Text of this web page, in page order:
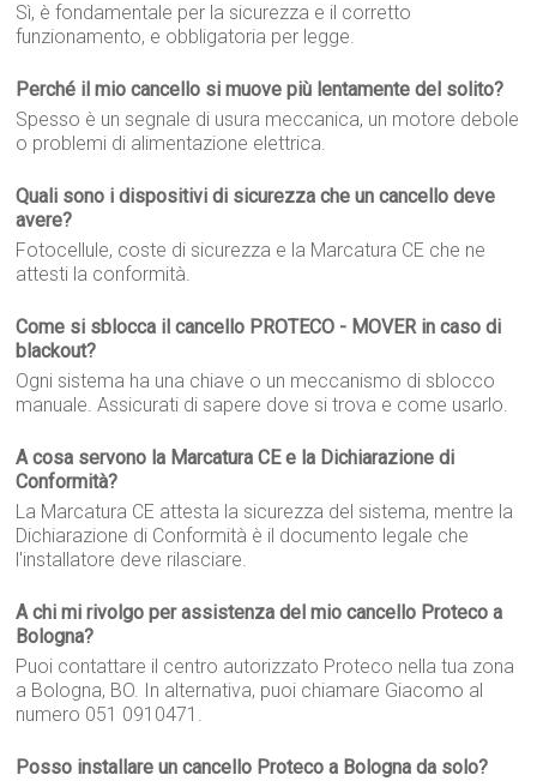
Sì, è fondamentale per la sicurezza e il corretto
funzionamento, e obbligatoria per legge.
Perché il mio cancello si muove più lentamente del solito?
Spesso è un segnale di usura meccanica, un motore debole
o problemi di alimentazione elettrica.
Quali sono i dispositivi di sicurezza che un cancello deve
avere?
Fotocellule, coste di sicurezza e la Marcatura CE che ne
attesti la conformità.
Come si sblocca il cancello PROTECO - MOVER in caso di
blackout?
Ogni sistema ha una chiave o un meccanismo di sblocco
manuale. Assicurati di sapere dove si trova e come usarlo.
A cosa servono la Marcatura CE e la Dichiarazione di
Conformità?
La Marcatura CE attesta la sicurezza del sistema, mentre la
Dichiarazione di Conformità è il documento legale che
l'installatore deve rilasciare.
A chi mi rivolgo per assistenza del mio cancello Proteco a
Bologna?
Puoi contattare il centro autorizzato Proteco nella tua zona
a Bologna, BO. In alternativa, puoi chiamare Giacomo al
numero 051 0910471.
Posso installare un cancello Proteco a Bologna da solo?